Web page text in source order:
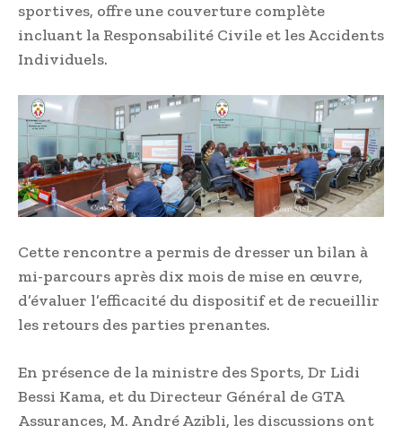
sportives, offre une couverture complète
incluant la Responsabilité Civile et les Accidents
Individuels.
Cette rencontre a permis de dresser un bilan à
mi-parcours après dix mois de mise en œuvre,
d’évaluer l’efficacité du dispositif et de recueillir
les retours des parties prenantes.
En présence de la ministre des Sports, Dr Lidi
Bessi Kama, et du Directeur Général de GTA
Assurances, M. André Azibli, les discussions ont